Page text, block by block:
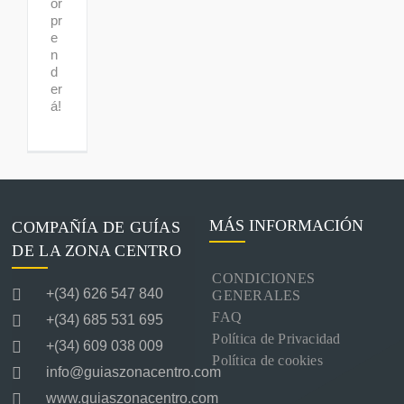
or
pr
e
n
d
er
á!
COMPAÑÍA DE GUÍAS
DE LA ZONA CENTRO
+(34) 626 547 840
+(34) 685 531 695
+(34) 609 038 009
info@guiaszonacentro.com
www.guiaszonacentro.com
MÁS INFORMACIÓN
CONDICIONES
GENERALES
FAQ
Política de Privacidad
Política de cookies